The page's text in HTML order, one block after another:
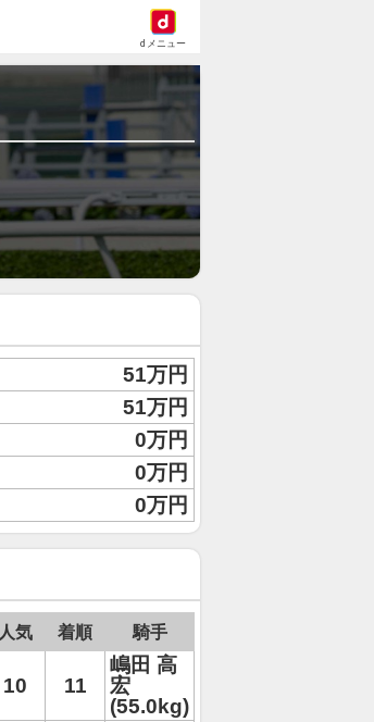
dメニュー
51万円
51万円
0万円
0万円
0万円
人気 着順 騎手
10 11
嶋田 高
宏
(55.0kg)